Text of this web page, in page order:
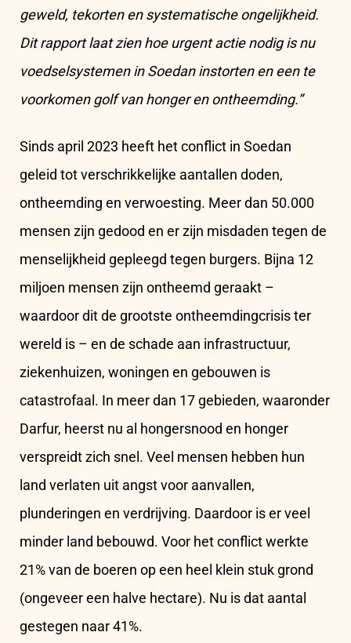
geweld, tekorten en systematische ongelijkheid.
Dit rapport laat zien hoe urgent actie nodig is nu
voedselsystemen in Soedan instorten en een te
voorkomen golf van honger en ontheemding.”
Sinds april 2023 heeft het conflict in Soedan
geleid tot verschrikkelijke aantallen doden,
ontheemding en verwoesting. Meer dan 50.000
mensen zijn gedood en er zijn misdaden tegen de
menselijkheid gepleegd tegen burgers. Bijna 12
miljoen mensen zijn ontheemd geraakt –
waardoor dit de grootste ontheemdingcrisis ter
wereld is – en de schade aan infrastructuur,
ziekenhuizen, woningen en gebouwen is
catastrofaal. In meer dan 17 gebieden, waaronder
Darfur, heerst nu al hongersnood en honger
verspreidt zich snel. Veel mensen hebben hun
land verlaten uit angst voor aanvallen,
plunderingen en verdrijving. Daardoor is er veel
minder land bebouwd. Voor het conflict werkte
21% van de boeren op een heel klein stuk grond
(ongeveer een halve hectare). Nu is dat aantal
gestegen naar 41%.